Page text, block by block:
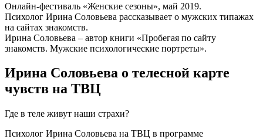
Онлайн-фестиваль «Женские сезоны», май 2019.
Психолог Ирина Соловьева рассказывает о мужских типажах
на сайтах знакомств.
Ирина Соловьева – автор книги «Пробегая по сайту
знакомств. Мужские психологические портреты».
Ирина Соловьева о телесной карте
чувств на ТВЦ
Где в теле живут наши страхи?
Психолог Ирина Соловьева на ТВЦ в программе